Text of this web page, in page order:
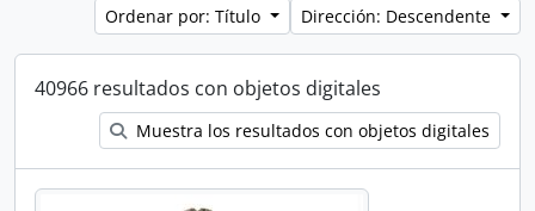
Ordenar por: Título
Dirección: Descendente
40966 resultados con objetos digitales
Muestra los resultados con objetos digitales